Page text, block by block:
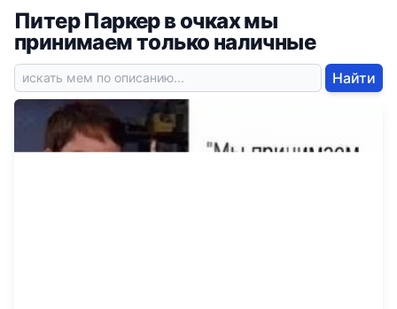
Питер Паркер в очках мы
принимаем только наличные
Найти